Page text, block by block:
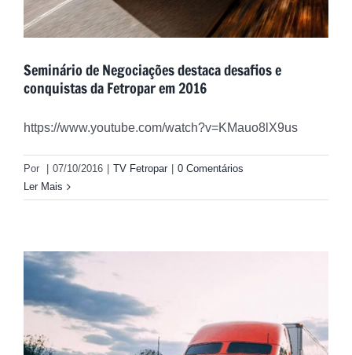
Seminário de Negociações destaca desafios e
conquistas da Fetropar em 2016
https://www.youtube.com/watch?v=KMauo8lX9us
Por 07/10/2016 TV Fetropar
0 Comentários
Ler Mais